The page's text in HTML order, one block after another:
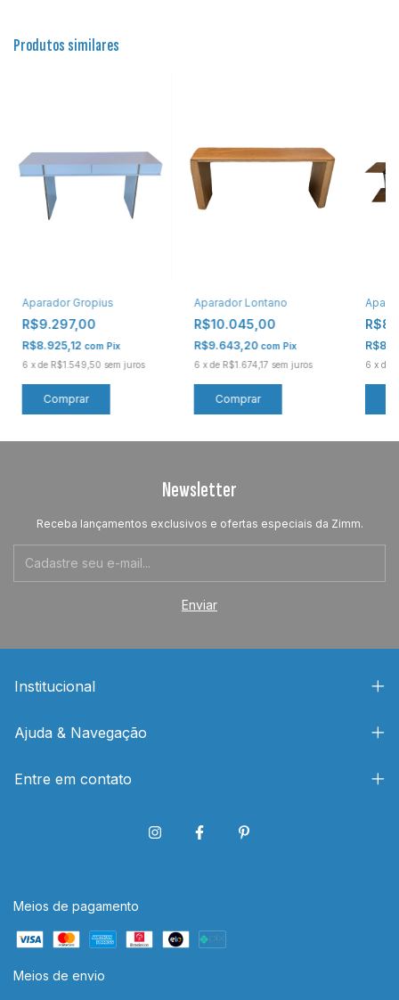
Produtos similares
Aparador Gropius
R$9.297,00
R$8.925,12 com Pix
6 xde R$1.549,50 sem juros
Comprar
Aparador Lontano
R$10.045,00
R$9.643,20 com Pix
6 xde R$1.674,17 sem juros
Comprar
6 x de
Newsletter
Receba lançamentos exclusivos e ofertas especiais da Zimm.
Institucional
Ajuda & Navegação
Entre em contato
Meios de pagamento
Meios de envio